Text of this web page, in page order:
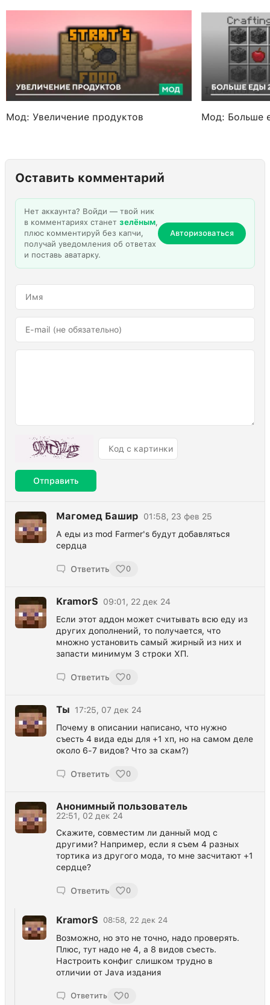
Мод: Увеличение продуктов Мод: Больше
Оставить комментарий
Нет аккаунта? Войди — твой ник
в комментариях станет зелёным,
плюс комментируй без капчи,
получай уведомления об ответах
и поставь аватарку.
Авторизоваться
Отправить
Магомед Башир
01:58, 23 фев 25
А еды из mod Farmer's будут добавляться
сердца
Ответить 0
KramorS
09:01, 22 дек 24
Если этот аддон может считывать всю еду из
других дополнений, то получается, что
множно установить самый жирный из них и
запасти минимум 3 строки ХП.
Ответить 0
Ты
17:25, 07 дек 24
Почему в описании написано, что нужно
съесть 4 вида еды для +1 хп, но на самом деле
около 6-7 видов? Что за скам?)
Ответить 0
Анонимный пользователь
22:51, 02 дек 24
Скажите, совместим ли данный мод с
другими? Например, если я съем 4 разных
тортика из другого мода, то мне засчитают +1
сердце?
Ответить 0
KramorS 08:58, 22 дек 24
Возможно, но это не точно, надо проверять.
Плюс, тут надо не 4, а 8 видов съесть.
Настроить конфиг слишком трудно в
отличии от Java издания
Ответить 0